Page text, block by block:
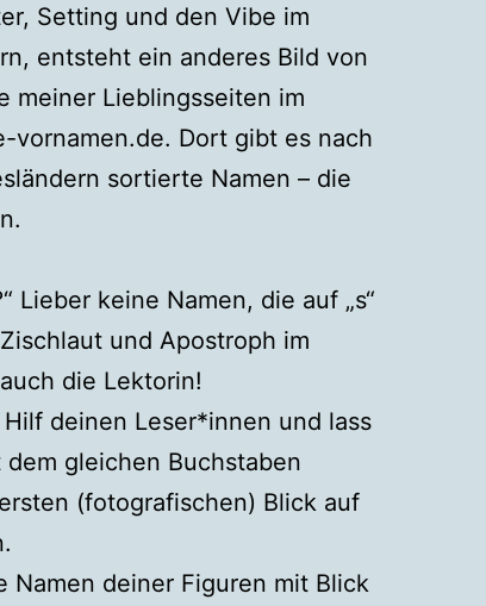
Setting und den Vibe im
entsteht ein anderes Bild von
meiner Lieblingsseiten im
Dort gibt es nach
sortierte Namen – die
Lieber keine Namen, die auf „s“
und Apostroph im
die Lektorin!
deinen Leser*innen und lass
gleichen Buchstaben
(fotografischen) Blick auf
Namen deiner Figuren mit Blick